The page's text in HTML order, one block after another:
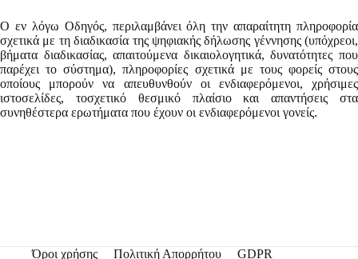
Ο εν λόγω Οδηγός, περιλαμβάνει όλη την απαραίτητη πληροφορία
σχετικά με τη διαδικασία της ψηφιακής δήλωσης γέννησης (υπόχρεοι,
βήματα διαδικασίας, απαιτούμενα δικαιολογητικά, δυνατότητες που
παρέχει το σύστημα), πληροφορίες σχετικά με τους φορείς στους
οποίους μπορούν να απευθυνθούν οι ενδιαφερόμενοι, χρήσιμες
ιστοσελίδες, τοσχετικό θεσμικό πλαίσιο και απαντήσεις στα
συνηθέστερα ερωτήματα που έχουν οι ενδιαφερόμενοι γονείς.
Όροι χρήσης Πολιτική Απορρήτου GDPR